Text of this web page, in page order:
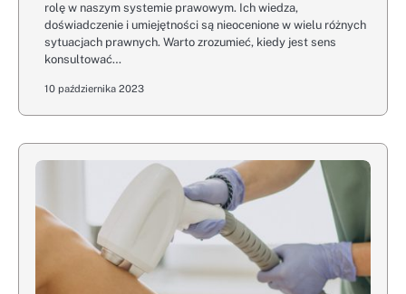
rolę w naszym systemie prawowym. Ich wiedza,
doświadczenie i umiejętności są nieocenione w wielu różnych
sytuacjach prawnych. Warto zrozumieć, kiedy jest sens
konsultować…
10 października 2023